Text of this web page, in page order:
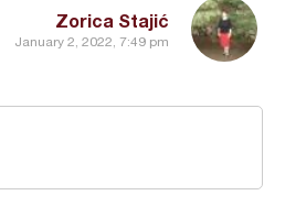
Zorica Stajić
January 2, 2022, 7:49 pm